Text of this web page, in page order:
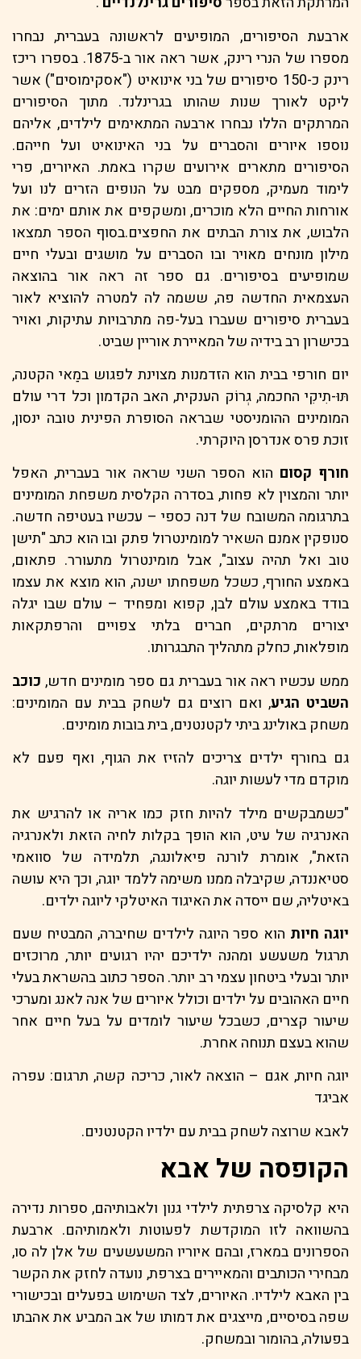
ארבעת הסיפורים, המופיעים לראשונה בעברית, נבחרו
מספרו של הנרי רינק, אשר ראה אור ב-1875. בספרו ריכז
רינק כ-150 סיפורים של בני אינואיט ("אסקימוסים") אשר
ליקט לאורך שנות שהותו בגרינלנד. מתוך הסיפורים
המרתקים הללו נבחרו ארבעה המתאימים לילדים, אליהם
נוספו איורים והסברים על בני האינואיט ועל חייהם.
הסיפורים מתארים אירועים שקרו באמת. האיורים, פרי
לימוד מעמיק, מספקים מבט על הנופים הזרים לנו ועל
אורחות החיים הלא מוכרים, ומשקפים את אותם ימים: את
הלבוש, את צורת הבתים את החפצים.בסוף הספר תמצאו
מילון מונחים מאויר ובו הסברים על מושגים ובעלי חיים
שמופיעים בסיפורים. גם ספר זה ראה אור בהוצאה
העצמאית החדשה פה, ששמה לה למטרה להוציא לאור
בעברית סיפורים שעברו בעל-פה מתרבויות עתיקות, ואויר
בכישרון רב בידיה של המאיירת אוריין שביט.
יום חורפי בבית הוא הזדמנות מצוינת לפגוש במַאי הקטנה,
תּוּ-תִיקִי החכמה, גְרוֹק הענקית, האב הקדמון וכל דרי עולם
המומינים ההומניסטי שבראה הסופרת הפינית טובה ינסון,
זוכת פרס אנדרסן היוקרתי.
חורף קסוםהוא הספר השני שראה אור בעברית, האפל
יותר והמצוין לא פחות, בסדרה הקלסית משפחת המומינים
בתרגומה המשובח של דנה כספי – עכשיו בעטיפה חדשה.
סנופקין אמנם השאיר למומינטרול פתק ובו הוא כתב "תישן
טוב ואל תהיה עצוב", אבל מומינטרול מתעורר. פתאום,
באמצע החורף, כשכל משפחתו ישנה, הוא מוצא את עצמו
בודד באמצע עולם לבן, קפוא ומפחיד – עולם שבו יגלה
יצורים מרתקים, חברים בלתי צפויים והרפתקאות
מופלאות, כחלק מתהליך התבגרותו.
ממש עכשיו ראה אור בעברית גם ספר מומינים חדש,כוכב
השביט הגיע, ואם רוצים גם לשחק בבית עם המומינים:
משחק באולינג ביתי לקטנטנים, בית בובות מומינים.
גם בחורף ילדים צריכים להזיז את הגוף, ואף פעם לא
מוקדם מדי לעשות יוגה.
"כשמבקשים מילד להיות חזק כמו אריה או להרגיש את
האנרגיה של עיט, הוא הופך בקלות לחיה הזאת ולאנרגיה
הזאת", אומרת לורנה פיאלונגה, תלמידה של סוואמי
סטיאננדה, שקיבלה ממנו משימה ללמד יוגה, וכך היא עושה
באיטליה, שם ייסדה את האיגוד האיטלקי ליוגה ילדים.
יוגה חיותהוא ספר היוגה לילדים שחיברה, המבטיח שעם
תרגול משעשע ומהנה ילדיכם יהיו רגועים יותר, מרוכזים
יותר ובעלי ביטחון עצמי רב יותר. הספר כתוב בהשראת בעלי
חיים האהובים על ילדים וכולל איורים של אנה לאנג ומערכי
שיעור קצרים, כשבכל שיעור לומדים על בעל חיים אחר
שהוא בעצם תנוחה אחרת.
יוגה חיות, אגם – הוצאה לאור, כריכה קשה, תרגום: עפרה
אביגד
לאבא שרוצה לשחק בבית עם ילדיו הקטנטנים.
הקופסה של אבא
היא קלסיקה צרפתית לילדי גנון ולאבותיהם, ספרות נדירה
בהשוואה לזו המוקדשת לפעוטות ולאמותיהם. ארבעת
הספרונים במארז, ובהם איוריו המשעשעים של אלן לה סו,
מבחירי הכותבים והמאיירים בצרפת, נועדה לחזק את הקשר
בין האבא לילדיו. האיורים, לצד השימוש בפעלים ובכישורי
שפה בסיסיים, מייצגים את דמותו של אב המביע את אהבתו
בפעולה, בהומור ובמשחק.